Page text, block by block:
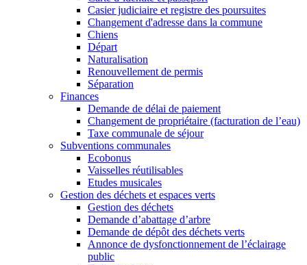
Casier judiciaire et registre des poursuites
Changement d'adresse dans la commune
Chiens
Départ
Naturalisation
Renouvellement de permis
Séparation
Finances
Demande de délai de paiement
Changement de propriétaire (facturation de l’eau)
Taxe communale de séjour
Subventions communales
Ecobonus
Vaisselles réutilisables
Etudes musicales
Gestion des déchets et espaces verts
Gestion des déchets
Demande d’abattage d’arbre
Demande de dépôt des déchets verts
Annonce de dysfonctionnement de l’éclairage
public